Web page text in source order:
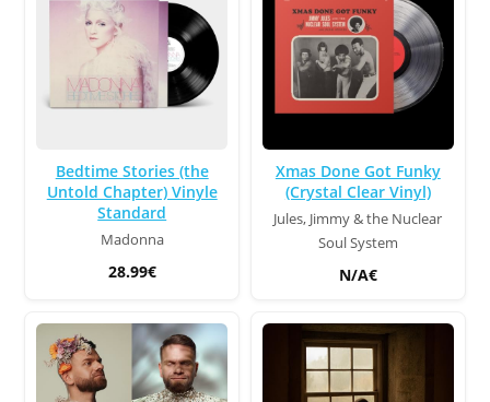
Bedtime Stories (the
Untold Chapter) Vinyle
Standard
Madonna
28.99€
Xmas Done Got Funky
(Crystal Clear Vinyl)
Jules, Jimmy & the Nuclear
Soul System
N/A€